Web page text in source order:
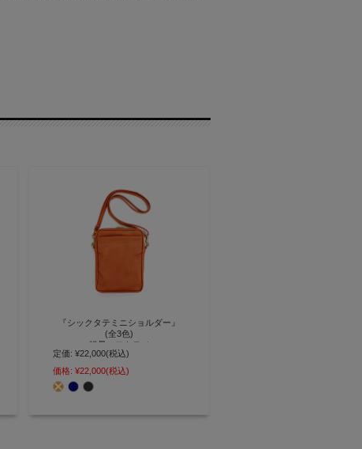
『シックタテミニショルダー』
(全3色)
軽量ソフトヌメ
スタイルアップをかなえる縦型の
シンプル軽量ミニショルダー
【AGILITY affa(アジリティ アッ
定価: ¥22,000(税込)
価格: ¥22,000(税込)